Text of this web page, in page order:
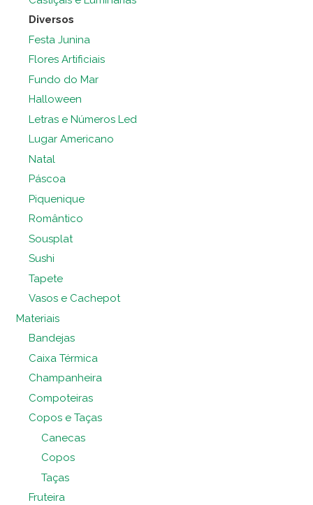
Diversos
Festa Junina
Flores Artificiais
Fundo do Mar
Halloween
Letras e Números Led
Lugar Americano
Natal
Páscoa
Piquenique
Romântico
Sousplat
Sushi
Tapete
Vasos e Cachepot
Materiais
Bandejas
Caixa Térmica
Champanheira
Compoteiras
Copos e Taças
Canecas
Copos
Taças
Fruteira